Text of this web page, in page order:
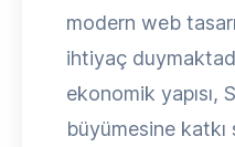
modern web
ihtiyaç
ekonomik yapısı,
büyümesine katkı